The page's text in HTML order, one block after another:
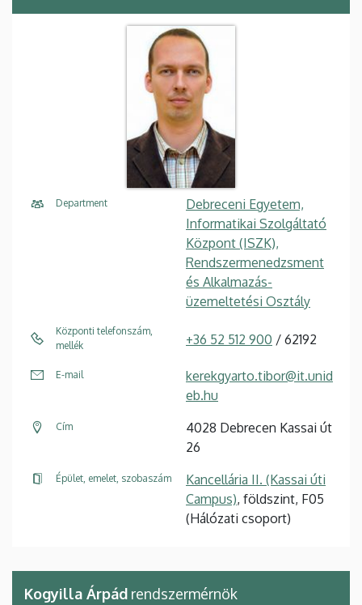
Department
Debreceni Egyetem,
Informatikai Szolgáltató
Központ (ISZK),
Rendszermenedzsment
és Alkalmazás-
üzemeltetési Osztály
Központi telefonszám,
mellék
+36 52 512 900 / 62192
E-mail
kerekgyarto.tibor@it.unid
eb.hu
Cím
4028 Debrecen Kassai út
26
Épület, emelet, szobaszám
Kancellária II. (Kassai úti
Campus), földszint, F05
(Hálózati csoport)
Kogyilla Árpád rendszermérnök